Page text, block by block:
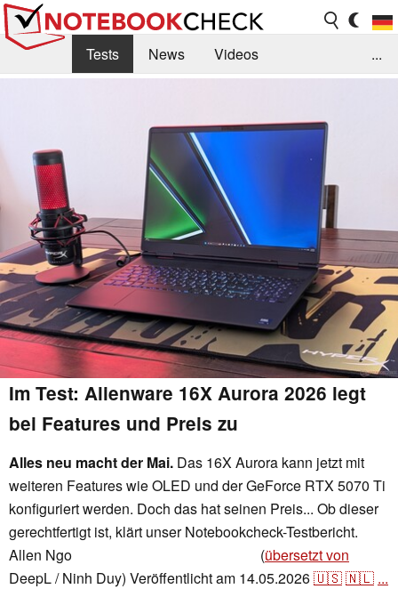
Tests News
Videos
Deals Suche
Jobs
Forum
...
Im Test: Alienware 16X Aurora 2026 legt
bei Features und Preis zu
Alles neu macht der Mai. Das 16X Aurora kann jetzt mit
weiteren Features wie OLED und der GeForce RTX 5070 Ti
konfiguriert werden. Doch das hat seinen Preis... Ob dieser
gerechtfertigt ist, klärt unser Notebookcheck-Testbericht.
Allen Ngo
(übersetzt von
DeepL / Ninh Duy) Veröffentlicht am 14.05.2026🇺🇸🇳🇱 ...